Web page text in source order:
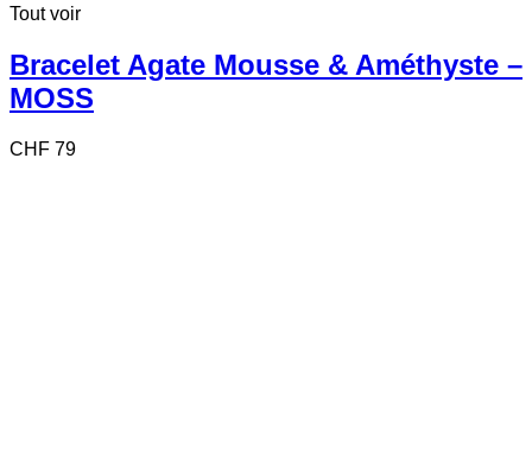
Tout voir
Bracelet Agate Mousse & Améthyste –
MOSS
CHF 79